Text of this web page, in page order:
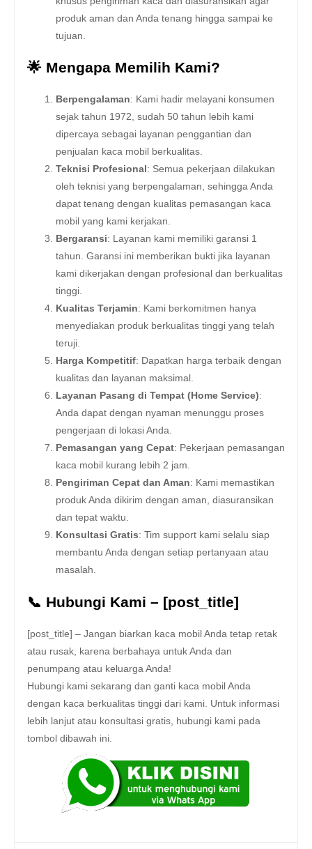
produk aman dan Anda tenang hingga sampai ke
tujuan.
🌟 Mengapa Memilih Kami?
Berpengalaman: Kami hadir melayani konsumen
sejak tahun 1972, sudah 50 tahun lebih kami
dipercaya sebagai layanan penggantian dan
penjualan kaca mobil berkualitas.
Teknisi Profesional : Semua pekerjaan dilakukan
oleh teknisi yang berpengalaman, sehingga Anda
dapat tenang dengan kualitas pemasangan kaca
mobil yang kami kerjakan.
Bergaransi: Layanan kami memiliki garansi 1
tahun. Garansi ini memberikan bukti jika layanan
kami dikerjakan dengan profesional dan berkualitas
tinggi.
Kualitas Terjamin: Kami berkomitmen hanya
menyediakan produk berkualitas tinggi yang telah
teruji.
Harga Kompetitif: Dapatkan harga terbaik dengan
kualitas dan layanan maksimal.
Layanan Pasang di Tempat (Home Service):
Anda dapat dengan nyaman menunggu proses
pengerjaan di lokasi Anda.
Pemasangan yang Cepat: Pekerjaan pemasangan
kaca mobil kurang lebih 2 jam.
Pengiriman Cepat dan Aman: Kami memastikan
produk Anda dikirim dengan aman, diasuransikan
dan tepat waktu.
Konsultasi Gratis: Tim support kami selalu siap
membantu Anda dengan setiap pertanyaan atau
masalah.
📞 Hubungi Kami – [post_title]
[post_title] – Jangan biarkan kaca mobil Anda tetap retak
atau rusak, karena berbahaya untuk Anda dan
penumpang atau keluarga Anda!
Hubungi kami sekarang dan ganti kaca mobil Anda
dengan kaca berkualitas tinggi dari kami. Untuk informasi
lebih lanjut atau konsultasi gratis, hubungi kami pada
tombol dibawah ini.